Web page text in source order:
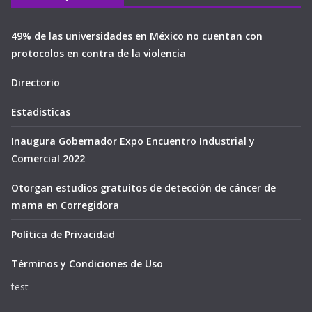
49% de las universidades en México no cuentan con
protocolos en contra de la violencia
Directorio
Estadisticas
Inaugura Gobernador Expo Encuentro Industrial y
Comercial 2022
Otorgan estudios gratuitos de detección de cáncer de
mama en Corregidora
Política de Privacidad
Términos y Condiciones de Uso
test